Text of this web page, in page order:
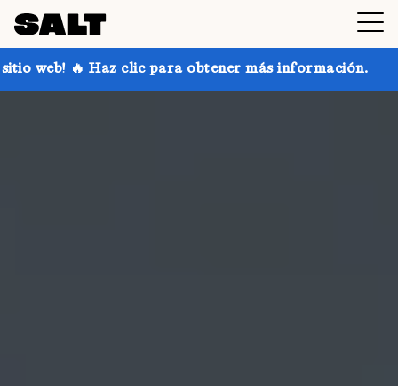
para obtener más información. ¡Consigue hasta